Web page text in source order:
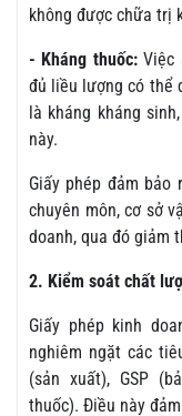
không được chữa trị
- Kháng thuốc:Việc
đủ liều lượng có thể
là kháng kháng
này.
Giấy phép đảm
chuyên môn, cơ sở
doanh, qua đó giảm
2. Kiểm soát chất
Giấy phép kinh
nghiêm ngặt các
(sản xuất), GSP
thuốc). Điều này